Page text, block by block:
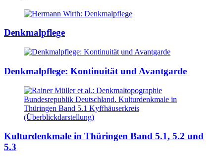
Denkmalpflege
Denkmalpflege: Kontinuität und Avantgarde
Kulturdenkmale in Thüringen Band 5.1, 5.2 und
5.3